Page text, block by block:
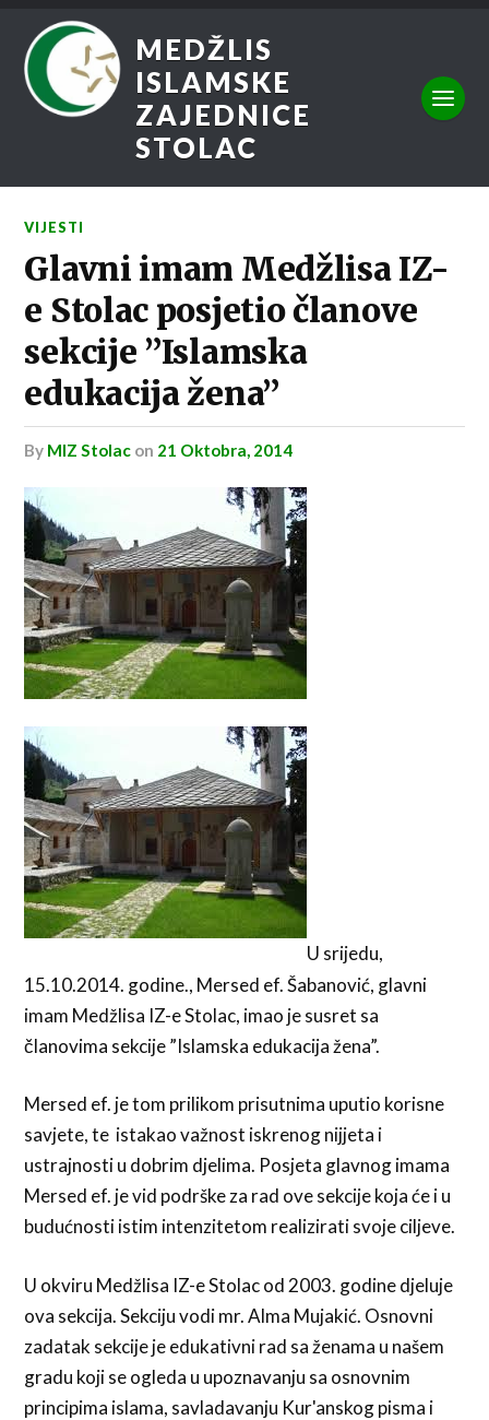
MEDŽLIS
ISLAMSKE
ZAJEDNICE
STOLAC
VIJESTI
Glavni imam Medžlisa IZ-
e Stolac posjetio članove
sekcije ”Islamska
edukacija žena”
by MIZ Stolac on 21 Oktobra, 2014
U srijedu,
15.10.2014. godine., Mersed ef. Šabanović, glavni
imam Medžlisa IZ-e Stolac, imao je susret sa
članovima sekcije ”Islamska edukacija žena”.
Mersed ef. je tom prilikom prisutnima uputio korisne
savjete, te istakao važnost iskrenog nijjeta i
ustrajnosti u dobrim djelima. Posjeta glavnog imama
Mersed ef. je vid podrške za rad ove sekcije koja će i u
budućnosti istim intenzitetom realizirati svoje ciljeve.
U okviru Medžlisa IZ-e Stolac od 2003. godine djeluje
ova sekcija. Sekciju vodi mr. Alma Mujakić. Osnovni
zadatak sekcije je edukativni rad sa ženama u našem
gradu koji se ogleda u upoznavanju sa osnovnim
principima islama, savladavanju Kur'anskog pisma i